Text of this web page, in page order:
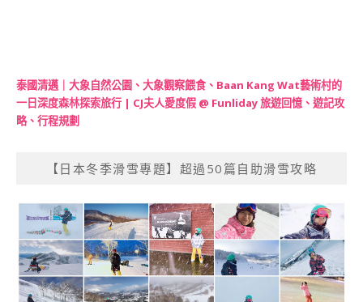
泰國清邁｜大象自然公園、大象觀察餵食、Baan Kang Wat藝術村的
一日深度森林探索旅行 | CJ夫人愛度假 @ Funliday 旅遊回憶、遊記攻
略、行程規劃
【日本冬季滑雪專題】超過50篇自助滑雪攻略